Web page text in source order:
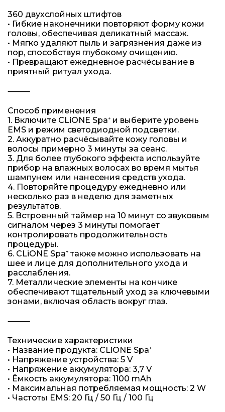
360 двухслойных штифтов
• Гибкие наконечники повторяют форму кожи
головы, обеспечивая деликатный массаж.
• Мягко удаляют пыль и загрязнения даже из
пор, способствуя глубокому очищению.
• Превращают ежедневное расчёсывание в
приятный ритуал ухода.
⸻
Способ применения
1. Включите CLiONE Spa⁺ и выберите уровень
EMS и режим светодиодной подсветки.
2. Аккуратно расчёсывайте кожу головы и
волосы примерно 3 минуты за сеанс.
3. Для более глубокого эффекта используйте
прибор на влажных волосах во время мытья
шампунем или нанесения средств ухода.
4. Повторяйте процедуру ежедневно или
несколько раз в неделю для заметных
результатов.
5. Встроенный таймер на 10 минут со звуковым
сигналом через 3 минуты помогает
контролировать продолжительность
процедуры.
6. CLiONE Spa⁺ также можно использовать на
шее и лице для дополнительного ухода и
расслабления.
7. Металлические элементы на кончике
обеспечивают тщательный уход за ключевыми
зонами, включая область вокруг глаз.
⸻
Технические характеристики
• Название продукта: CLiONE Spa⁺
• Напряжение устройства: 5 V
• Напряжение аккумулятора: 3,7 V
• Ёмкость аккумулятора: 1100 mAh
• Максимальная потребляемая мощность: 2 W
• Частоты EMS: 20 Гц / 50 Гц / 100 Гц